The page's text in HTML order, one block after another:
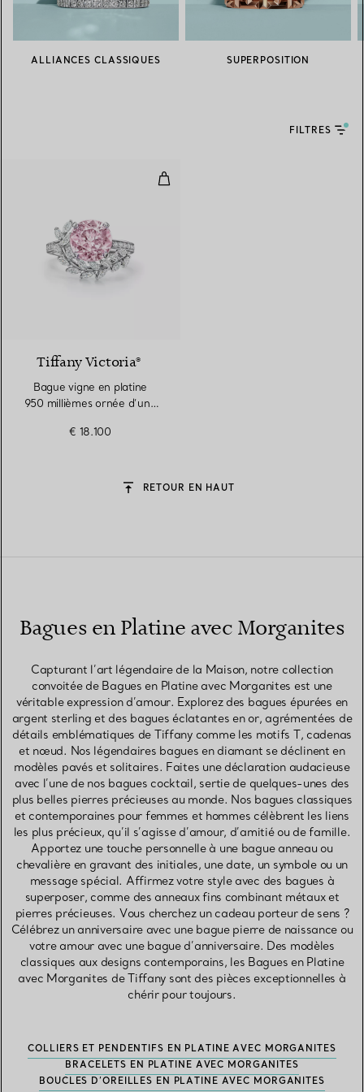
ALLIANCES CLASSIQUES SUPERPOSITION
FILTRES
Bague vigne en platine 950
Tiffany Victoria®
Bague vigne en platine
950 millièmes ornée d’une
€ 18.100
RETOUR EN HAUT
Bagues en Platine avec Morganites
Capturant l’art légendaire de la Maison, notre collection
convoitée de Bagues en Platine avec Morganites est une
véritable expression d’amour. Explorez des bagues épurées en
argent sterling et des bagues éclatantes en or, agrémentées de
détails emblématiques de Tiffany comme les motifs T, cadenas
et nœud. Nos légendaires bagues en diamant se déclinent en
modèles pavés et solitaires. Faites une déclaration audacieuse
avec l’une de nos bagues cocktail, sertie de quelques-unes des
plus belles pierres précieuses au monde. Nos bagues classiques
et contemporaines pour femmes et hommes célèbrent les liens
les plus précieux, qu’il s’agisse d’amour, d’amitié ou de famille.
Apportez une touche personnelle à une bague anneau ou
chevalière en gravant des initiales, une date, un symbole ou un
message spécial. Affirmez votre style avec des bagues à
superposer, comme des anneaux fins combinant métaux et
pierres précieuses. Vous cherchez un cadeau porteur de sens ?
Célébrez un anniversaire avec une bague pierre de naissance ou
votre amour avec une bague d’anniversaire. Des modèles
classiques aux designs contemporains, les Bagues en Platine
avec Morganites de Tiffany sont des pièces exceptionnelles à
chérir pour toujours.
COLLIERS ET PENDENTIFS EN PLATINE AVEC MORGANITES
BRACELETS EN PLATINE AVEC MORGANITES
BOUCLES D’OREILLES EN PLATINE AVEC MORGANITES